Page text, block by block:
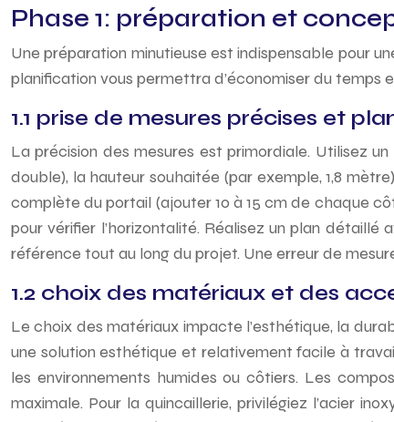
Phase 1: préparation et
Une préparation minutieuse est indispensable pour
planification vous permettra d’économiser du temps
1.1 prise de mesures précises et
La précision des mesures est primordiale. Utilisez
double), la hauteur souhaitée (par exemple, 1,8
complète du portail (ajouter 10 à 15 cm de chaque
pour vérifier l’horizontalité. Réalisez un plan détaillé
référence tout au long du projet. Une erreur de
1.2 choix des matériaux et des
Le choix des matériaux impacte l’esthétique, la
une solution esthétique et relativement facile à
les environnements humides ou côtiers. Les
maximale. Pour la quincaillerie, privilégiez l’acier